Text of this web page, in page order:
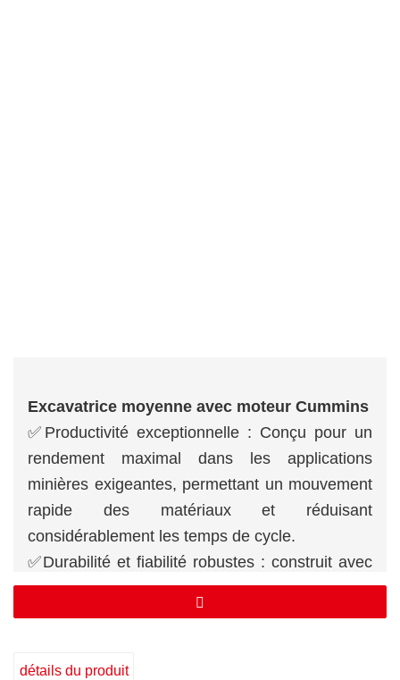
Excavatrice moyenne avec moteur Cummins
✅ Productivité exceptionnelle : Conçu pour un
rendement maximal dans les applications
minières exigeantes, permettant un mouvement
rapide des matériaux et réduisant
considérablement les temps de cycle.
✅Durabilité et fiabilité robustes : construit avec
des structures renforcées, des composants
robustes et des matériaux de première qualité
extrêmes, garantissant une disponibilité
détails du produit